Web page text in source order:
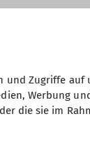
und Zugriffe auf
Werbung
die sie im